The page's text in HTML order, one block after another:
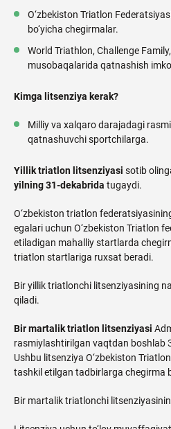
O‘zbekiston Triatlon
bo‘yicha chegirmalar.
World Triathlon, Challenge
musobaqalarida qatnashish
Kimga litsenziya kerak?
Milliy va xalqaro darajadagi
qatnashuvchi sportchilarga.
Yillik triatlon litsenziyasi sotib
yilning 31-dekabrida tugaydi.
O‘zbekiston triatlon
egalari uchun O‘zbekiston Triatlon
etiladigan mahalliy startlarda
triatlon startlariga ruxsat beradi.
Bir yillik triatlonchi litsenziyasining
qiladi.
Bir martalik triatlon litsenziyasi
rasmiylashtirilgan vaqtdan boshlab
Ushbu litsenziya O‘zbekiston
tashkil etilgan tadbirlarga chegirma
Bir martalik triatlonchi